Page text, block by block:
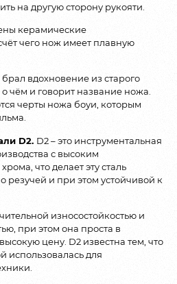
на другую сторону рукояти.
керамические
чего нож имеет плавную
вдохновение из старого
чём и говорит название ножа.
черты ножа боуи, которым
D2. D2 – это инструментальная
с высоким
что делает эту сталь
резучей и при этом устойчивой к
износостойкостью и
при этом она проста в
цену. D2 известна тем, что
использовалась для